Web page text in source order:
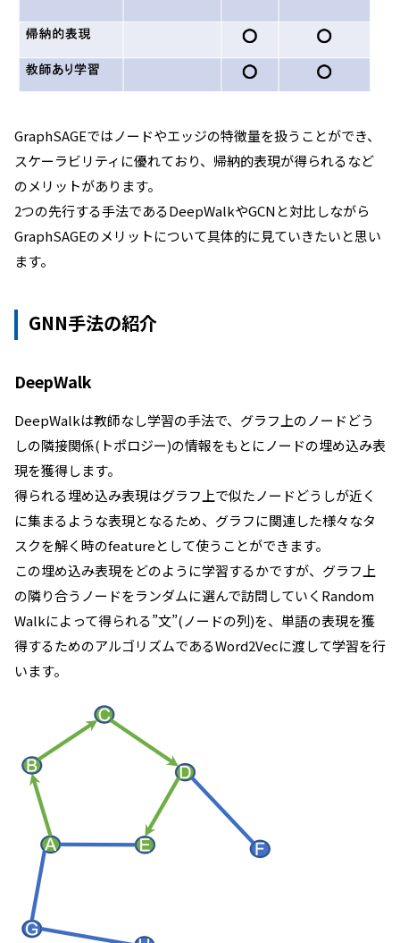
GraphSAGEではノードやエッジの特徴量を扱うことができ、
スケーラビリティに優れており、帰納的表現が得られるなど
のメリットがあります。
2つの先行する手法であるDeepWalkやGCNと対比しながら
GraphSAGEのメリットについて具体的に見ていきたいと思い
ます。
GNN手法の紹介
DeepWalk
DeepWalkは教師なし学習の手法で、グラフ上のノードどう
しの隣接関係(トポロジー)の情報をもとにノードの埋め込み表
現を獲得します。
得られる埋め込み表現はグラフ上で似たノードどうしが近く
に集まるような表現となるため、グラフに関連した様々なタ
スクを解く時のfeatureとして使うことができます。
この埋め込み表現をどのように学習するかですが、グラフ上
の隣り合うノードをランダムに選んで訪問していくRandom
Walkによって得られる”文”(ノードの列)を、単語の表現を獲
得するためのアルゴリズムであるWord2Vecに渡して学習を行
います。